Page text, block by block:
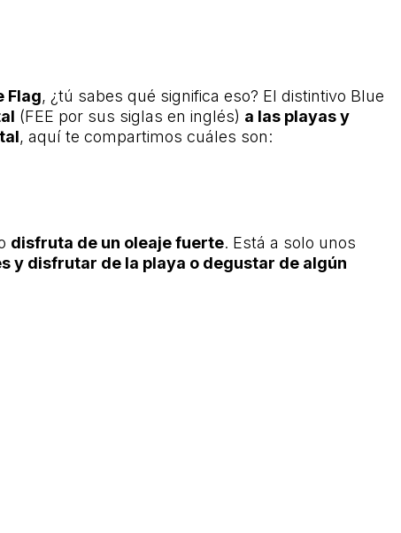
Flag, ¿tú sabes qué significa eso? El distintivo Blue
(FEE por sus siglas en inglés) a las playas y
, aquí te compartimos cuáles son:
disfruta de un oleaje fuerte. Está a solo unos
y disfrutar de la playa o degustar de algún